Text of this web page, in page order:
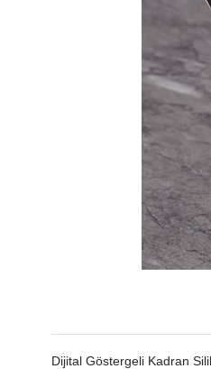
Dijital Göstergeli Kadran